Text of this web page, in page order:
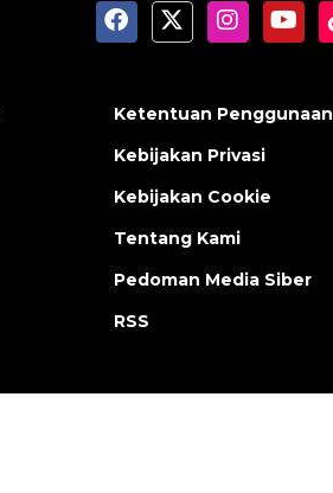
Ketentuan Penggunaan
Kebijakan Privasi
Kebijakan Cookie
Tentang Kami
Pedoman Media Siber
RSS